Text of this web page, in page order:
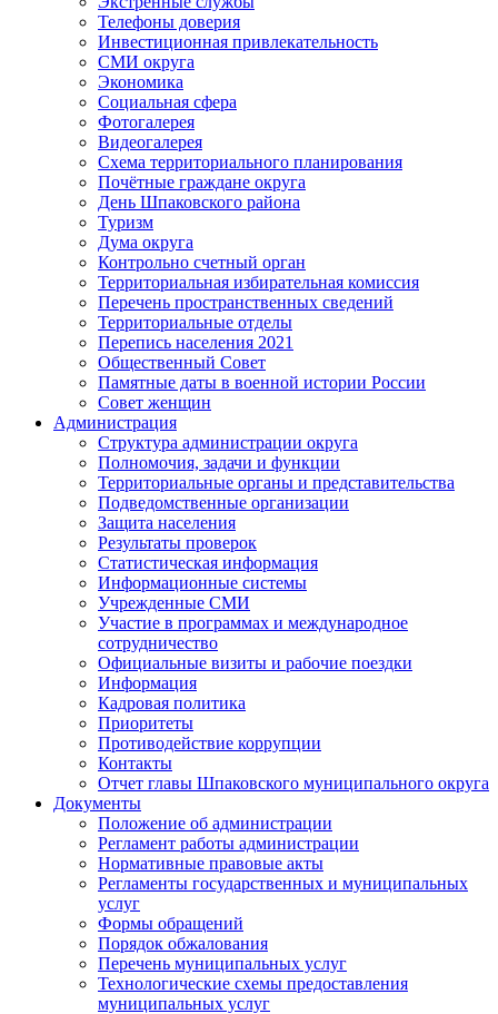
Телефоны доверия
Инвестиционная привлекательность
СМИ округа
Экономика
Социальная сфера
Фотогалерея
Видеогалерея
Схема территориального планирования
Почётные граждане округа
День Шпаковского района
Туризм
Дума округа
Контрольно счетный орган
Территориальная избирательная комиссия
Перечень пространственных сведений
Территориальные отделы
Перепись населения 2021
Общественный Совет
Памятные даты в военной истории России
Совет женщин
Администрация
Структура администрации округа
Полномочия, задачи и функции
Территориальные органы и представительства
Подведомственные организации
Защита населения
Результаты проверок
Статистическая информация
Информационные системы
Учрежденные СМИ
Участие в программах и международное
сотрудничество
Официальные визиты и рабочие поездки
Информация
Кадровая политика
Приоритеты
Противодействие коррупции
Контакты
Отчет главы Шпаковского муниципального округа
Документы
Положение об администрации
Регламент работы администрации
Нормативные правовые акты
Регламенты государственных и муниципальных
услуг
Формы обращений
Порядок обжалования
Перечень муниципальных услуг
Технологические схемы предоставления
муниципальных услуг